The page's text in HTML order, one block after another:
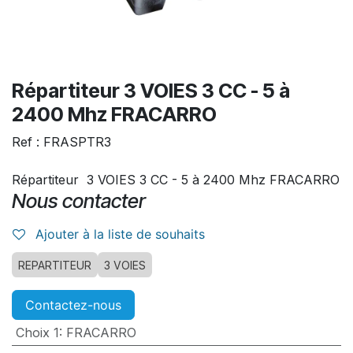
Répartiteur 3 VOIES 3 CC - 5 à
2400 Mhz FRACARRO
Ref : FRASPTR3
Répartiteur 3 VOIES 3 CC - 5 à 2400 Mhz FRACARRO
Nous contacter
Ajouter à la liste de souhaits
REPARTITEUR 3 VOIES
Contactez-nous
Choix 1: FRACARRO